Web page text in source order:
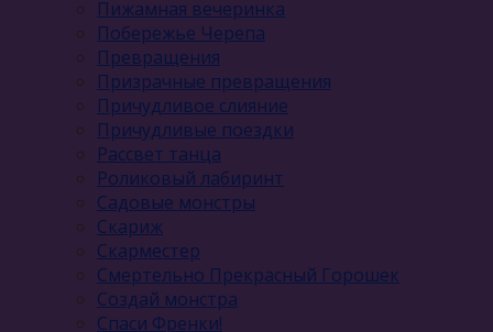
Пижамная вечеринка
Побережье Черепа
Превращения
Призрачные превращения
Причудливое слияние
Причудливые поездки
Рассвет танца
Роликовый лабиринт
Садовые монстры
Скариж
Скарместер
Смертельно Прекрасный Горошек
Создай монстра
Спаси Френки!